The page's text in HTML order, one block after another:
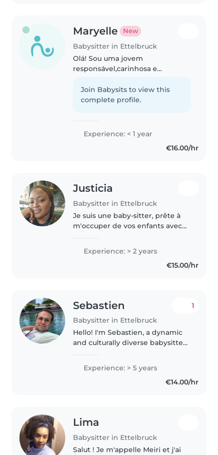
Maryelle New
Babysitter in Ettelbruck
Olá! Sou uma jovem
responsável,carinhosa e
com crianças dos 0 aos 5 anos e
falo vários idiomas. Acredito que
Join Babysits to view this
complete profile.
Experience: < 1 year
€16.00/hr
Justicia
Babysitter in Ettelbruck
Je suis une baby-sitter, prête à
m'occuper de vos enfants avec
premiers soins, j'ai 2 ans
Experience: > 2 years
€15.00/hr
Sebastien
Babysitter in Ettelbruck
1
Hello! I'm Sebastien, a dynamic
and culturally diverse babysitter
cultural family with American
and Belgian roots in
Luxembourg, I bring a unique
Experience: > 5 years
€14.00/hr
Lima
Babysitter in Ettelbruck
Salut ! Je m'appelle Meiri et j'ai